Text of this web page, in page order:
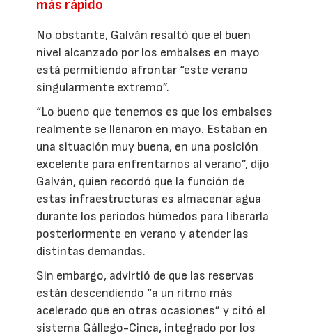
más rápido
No obstante, Galván resaltó que el buen
nivel alcanzado por los embalses en mayo
está permitiendo afrontar “este verano
singularmente extremo”.
“Lo bueno que tenemos es que los embalses
realmente se llenaron en mayo. Estaban en
una situación muy buena, en una posición
excelente para enfrentarnos al verano”, dijo
Galván, quien recordó que la función de
estas infraestructuras es almacenar agua
durante los periodos húmedos para liberarla
posteriormente en verano y atender las
distintas demandas.
Sin embargo, advirtió de que las reservas
están descendiendo “a un ritmo más
acelerado que en otras ocasiones” y citó el
sistema Gállego-Cinca, integrado por los